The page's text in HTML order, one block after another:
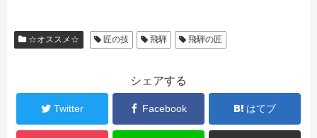
☆オススメ☆ 匠の技 飛騨 飛騨の匠
シェアする
Twitter Facebook はてブ